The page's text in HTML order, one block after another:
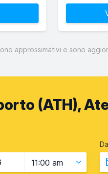
approssimativi e sono
(ATH),
11:00 am